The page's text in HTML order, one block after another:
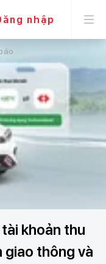
nhập
khoản thu
giao thông và